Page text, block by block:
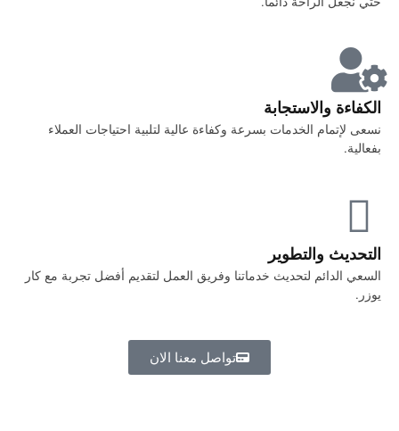
الكفاءة والاستجابة
نسعى لإتمام الخدمات بسرعة وكفاءة عالية لتلبية احتياجات العملاء
بفعالية.
التحديث والتطوير
السعي الدائم لتحديث خدماتنا وفريق العمل لتقديم أفضل تجربة مع كار
يوزر.
تواصل معنا الان